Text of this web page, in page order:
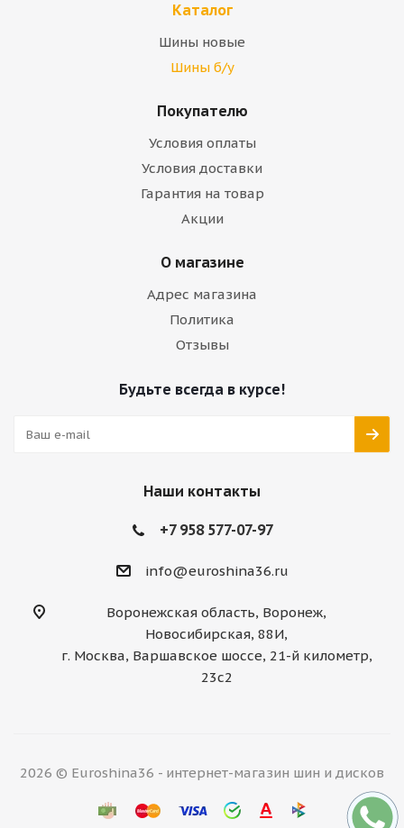
Каталог
Шины новые
Шины б/у
Покупателю
Условия оплаты
Условия доставки
Гарантия на товар
Акции
О магазине
Адрес магазина
Политика
Отзывы
Будьте всегда в курсе!
Наши контакты
+7 958 577-07-97
info@euroshina36.ru
Воронежская область, Воронеж,
Новосибирская, 88И,
г. Москва, Варшавское шоссе, 21-й километр,
23с2
2026 © Euroshina36 - интернет-магазин шин и дисков